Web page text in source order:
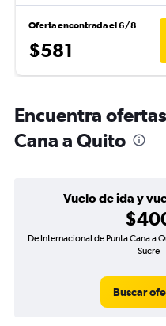
Oferta encontrada el 6/8
$581
Encuentra
Cana a Quito
Vuelo de ida y
De Internacional de Punta Cana a
Sucre
Buscar